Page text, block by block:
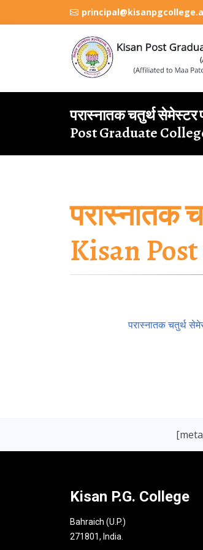
परास्नातक चतुर्थ सेमेस्टर
Post Graduate
परास्नातक
Kisan
परास्नातक चतुर्थ
Kisan P.G. College
Bahraich (U.P.)
271801, India.